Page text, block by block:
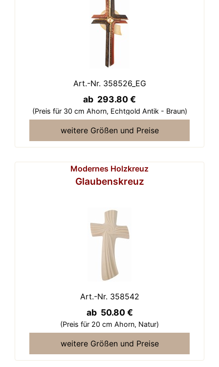
Art.-Nr. 358526_EG
ab 293.80 €
(Preis für 30 cm Ahorn, Echtgold Antik - Braun)
weitere Größen und Preise
Modernes Holzkreuz
Glaubenskreuz
Art.-Nr. 358542
ab 50.80 €
(Preis für 20 cm Ahorn, Natur)
weitere Größen und Preise